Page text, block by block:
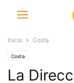
Inicio Costa
Costa
La